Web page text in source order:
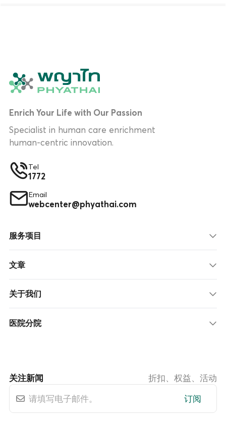
Enrich Your Life with Our Passion
Specialist in human care enrichment
human-centric innovation.
Tel
1772
Email
webcenter@phyathai.com
服务项目
文章
关于我们
医院分院
关注新闻
折扣、权益、活动
订阅